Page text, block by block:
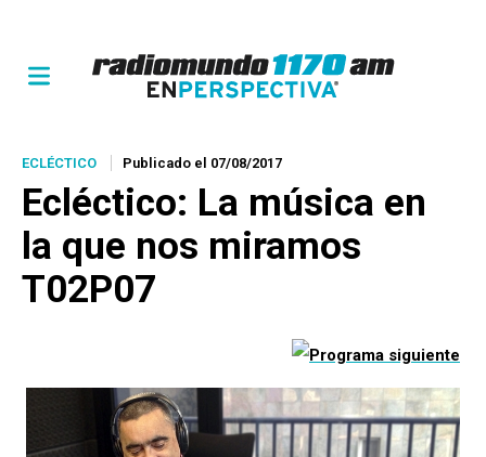
ECLÉCTICO Publicado el 07/08/2017
Ecléctico: La música en
la que nos miramos
T02P07